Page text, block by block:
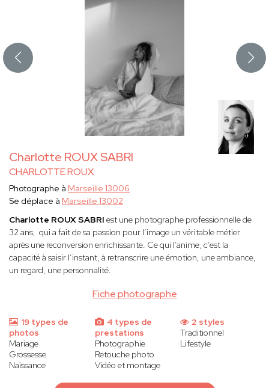
Charlotte ROUX SABRI
CHARLOTTE ROUX
Fiche photographe
Photographe à Marseille 13006
Se déplace à Marseille 13002
Charlotte ROUX SABRI est une photographe professionnelle de
32 ans, qui a fait de sa passion pour l’image un véritable métier
après une reconversion enrichissante. Ce qui l’anime, c’est la
capacité à saisir l’instant, à retranscrire une émotion, une ambiance,
un regard, une personnalité.
19 types de
photos
Mariage
Grossesse
Naissance
4 types de
prestations
Photographie
Retouche photo
Vidéo et montage
2 styles
Traditionnel
Lifestyle